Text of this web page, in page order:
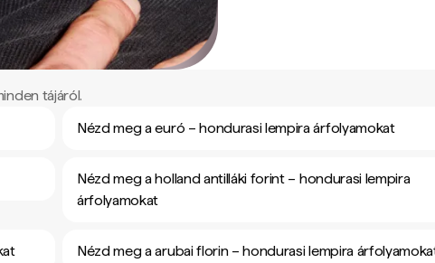
tájáról.
Nézd meg a euró – hondurasi lempira árfolyamokat
Nézd meg a holland antilláki forint – hondurasi lempira
árfolyamokat
Nézd meg a arubai florin – hondurasi lempira